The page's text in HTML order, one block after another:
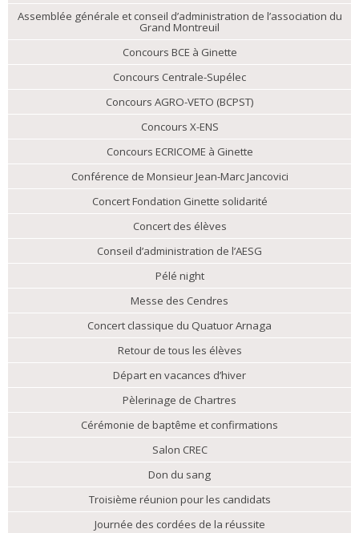
Assemblée générale et conseil d’administration de l’association du
Grand Montreuil
Concours BCE à Ginette
Concours Centrale-Supélec
Concours AGRO-VETO (BCPST)
Concours X-ENS
Concours ECRICOME à Ginette
Conférence de Monsieur Jean-Marc Jancovici
Concert Fondation Ginette solidarité
Concert des élèves
Conseil d’administration de l’AESG
Pélé night
Messe des Cendres
Concert classique du Quatuor Arnaga
Retour de tous les élèves
Départ en vacances d’hiver
Pèlerinage de Chartres
Cérémonie de baptême et confirmations
Salon CREC
Don du sang
Troisième réunion pour les candidats
Journée des cordées de la réussite